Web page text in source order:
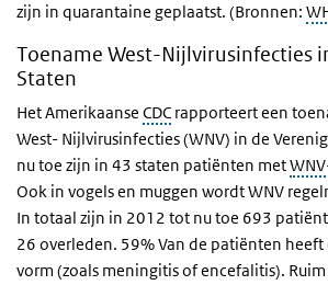
zijn in quarantaine geplaatst. (Bronnen:
Toename West-Nijlvirusinfecties
Staten
Het Amerikaanse CDC rapporteert een
West- Nijlvirusinfecties (WNV) in de
nu toe zijn in 43 staten patiënten metWNV
Ook in vogels en muggen wordt WNV
In totaal zijn in 2012 tot nu toe 693
26 overleden. 59% Van de patiënten
vorm (zoals meningitis of encefalitis).